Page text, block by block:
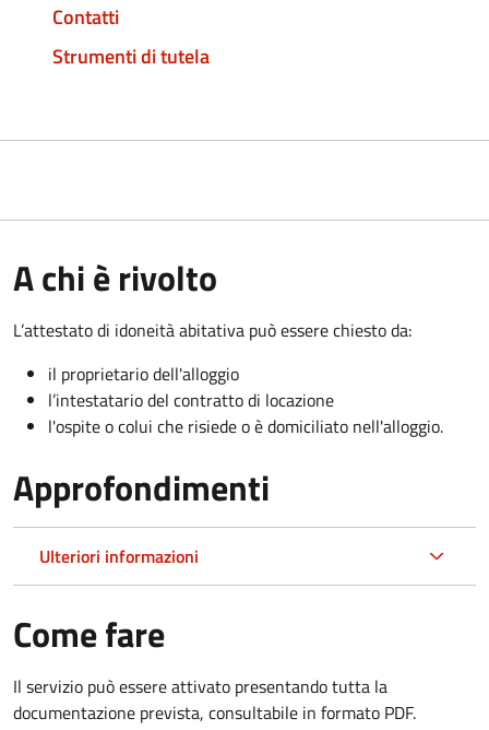
Contatti
Strumenti di tutela
A chi è rivolto
L’attestato di idoneità abitativa può essere chiesto da:
il proprietario dell'alloggio
l’intestatario del contratto di locazione
l'ospite o colui che risiede o è domiciliato nell'alloggio.
Approfondimenti
Ulteriori informazioni
Come fare
Il servizio può essere attivato presentando tutta la
documentazione prevista, consultabile in formato PDF.